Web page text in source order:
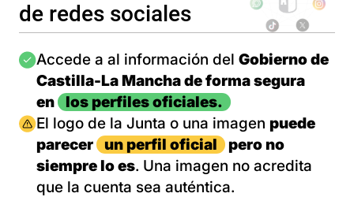
de redes sociales
Imagen
Accede a al información del Gobierno de
Castilla-La Mancha de forma segura
en
los perfiles oficiales.
Imagen
El logo de la Junta o una imagen puede
parecer
un perfil oficial
pero no
siempre lo es. Una imagen no acredita
que la cuenta sea auténtica.